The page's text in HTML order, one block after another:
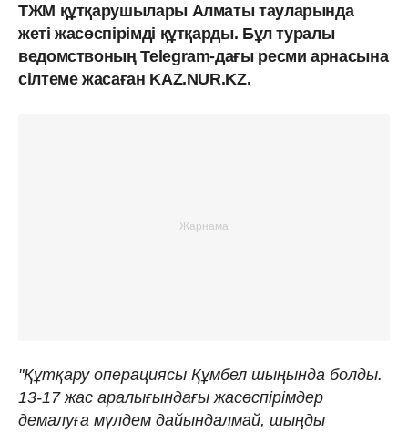
ТЖМ құтқарушылары Алматы тауларында
жеті жасөспірімді құтқарды. Бұл туралы
ведомствоның Telegram-дағы ресми арнасына
сілтеме жасаған KAZ.NUR.KZ.
"Құтқару операциясы Құмбел шыңында болды.
13-17 жас аралығындағы жасөспірімдер
демалуға мүлдем дайындалмай, шыңды